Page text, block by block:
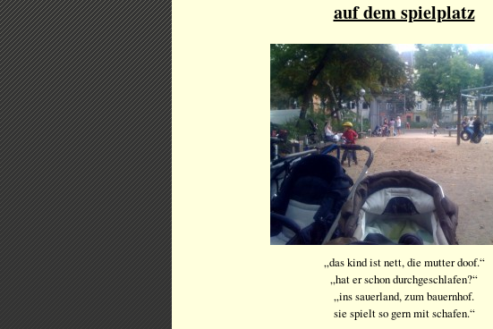
auf dem spielplatz
„das kind ist nett, die mutter doof.“
„hat er schon durchgeschlafen?“
„ins sauerland, zum bauernhof.
sie spielt so gern mit schafen.“